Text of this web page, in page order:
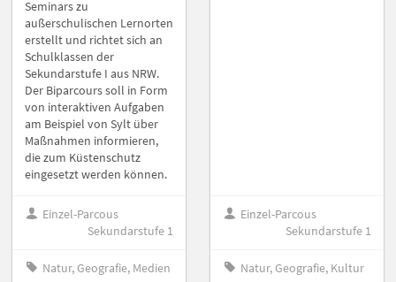
Seminars zu
außerschulischen Lernorten
erstellt und richtet sich an
Schulklassen der
Sekundarstufe I aus NRW.
Der Biparcours soll in Form
von interaktiven Aufgaben
am Beispiel von Sylt über
Maßnahmen informieren,
die zum Küstenschutz
eingesetzt werden können.
Einzel-Parcous
Sekundarstufe 1
Natur, Geografie, Medien
Einzel-Parcous
Sekundarstufe 1
Natur, Geografie, Kultur